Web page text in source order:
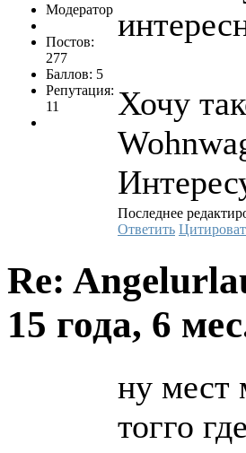
Модератор
Постов:
277
Баллов: 5
Репутация:
11
Хочу
Последнее
Ответить
Re:
15 года, 6
ну мест
тогго